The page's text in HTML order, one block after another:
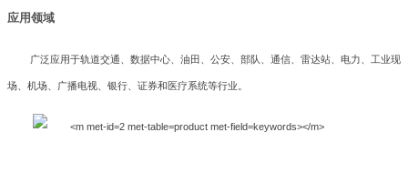
应用领域
广泛应用于轨道交通、数据中心、油田、公安、部队、通信、雷达站、电力、工业现
场、机场、广播电视、银行、证券和医疗系统等行业。